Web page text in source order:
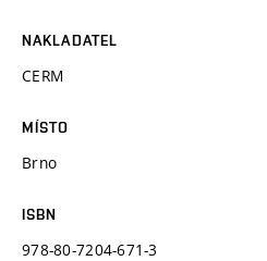
NAKLADATEL
CERM
MÍSTO
Brno
ISBN
978-80-7204-671-3